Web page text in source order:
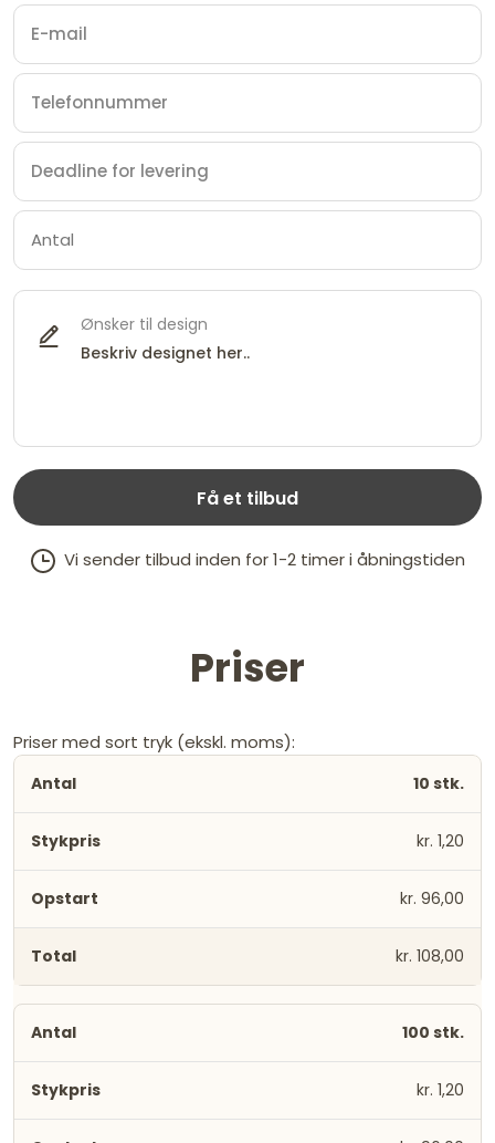
Ønsker til design
Få et tilbud
Vi sender tilbud inden for 1-2 timer i åbningstiden
Priser
Priser med sort tryk (ekskl. moms):
10 stk.
kr. 1,20
kr. 96,00
kr. 108,00
100 stk.
kr. 1,20